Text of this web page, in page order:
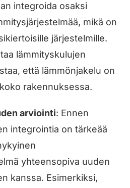
integroida osaksi
mikä on
järjestelmille.
lämmityskulujen
että lämmönjakelu on
rakennuksessa.
arviointi: Ennen
integrointia on tärkeää
yhteensopiva uuden
kanssa. Esimerkiksi,